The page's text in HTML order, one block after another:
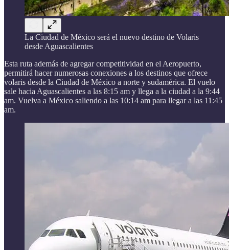
La Ciudad de México será el nuevo destino de Volaris
desde Aguascalientes
Esta ruta además de agregar competitividad en el Aeropuerto,
permitirá hacer numerosas conexiones a los destinos que ofrece
volaris desde la Ciudad de México a norte y sudamérica. El vuelo
sale hacia Aguascalientes a las 8:15 am y llega a la ciudad a la 9:44
am. Vuelva a México saliendo a las 10:14 am para llegar a las 11:45
am.